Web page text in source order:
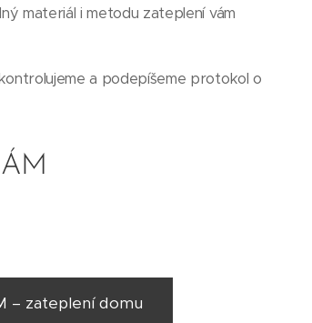
materiál i metodu zateplení vám
a podepíšeme protokol o
– zateplení domu